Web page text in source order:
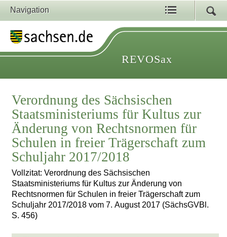
Navigation
REVOSax
Verordnung des Sächsischen
Staatsministeriums für Kultus zur
Änderung von Rechtsnormen für
Schulen in freier Trägerschaft zum
Schuljahr 2017/2018
Vollzitat: Verordnung des Sächsischen
Staatsministeriums für Kultus zur Änderung von
Rechtsnormen für Schulen in freier Trägerschaft zum
Schuljahr 2017/2018 vom 7. August 2017 (SächsGVBl.
S. 456)